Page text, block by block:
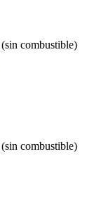
combustible)
combustible)